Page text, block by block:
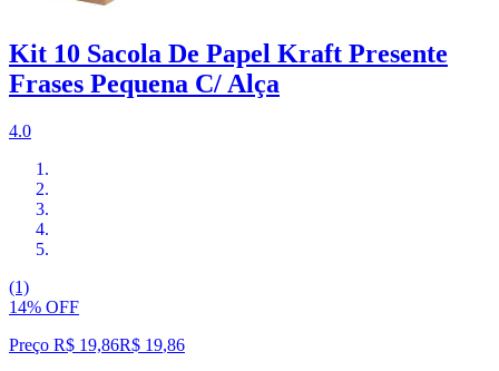
Kit 10 Sacola De Papel Kraft Presente
Frases Pequena C/ Alça
4.0
(1)
14% OFF
Preço R$ 19,86R$ 19,86